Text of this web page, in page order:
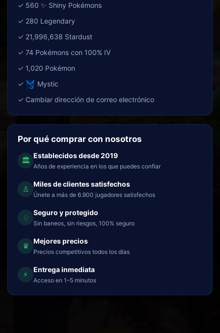
✓ 560 ✨ Shiny Pokémons
✓ 280 Legendary
✓ 21,996,638 Stardust
✓ 74 Pokémons con 100% IV
✓ 1,020 Pokémon
✓
Mystic
✓ Cambiar dirección de correo electrónico
Por qué comprar con nosotros
🏛
Establecidos desde 2019
Años de experiencia en los que puedes confiar
♙
Miles de clientes satisfechos
Únete a más de 6.900 jugadores satisfechos
♢
Seguro y protegido
Sin baneos, sin riesgos, 100% seguro
♛
Mejores precios
Precios competitivos todos los días
⚡
Entrega inmediata
Acceso en 1–5 minutos